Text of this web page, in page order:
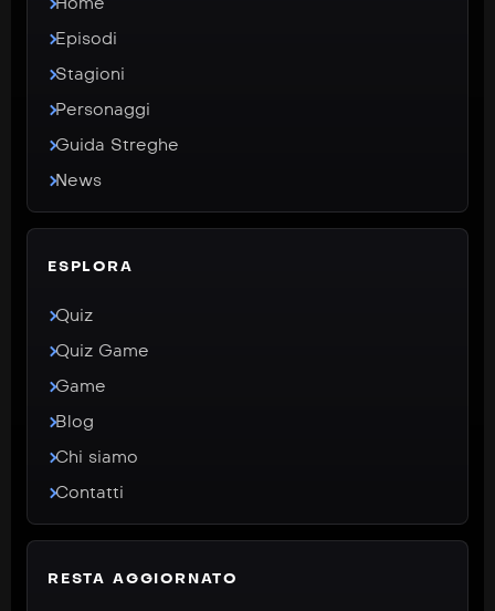
Episodi
Stagioni
Personaggi
Guida Streghe
News
ESPLORA
Quiz
Quiz Game
Game
Blog
Chi siamo
Contatti
RESTA AGGIORNATO